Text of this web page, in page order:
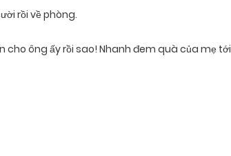
rồi về phòng.
cho ông ấy rồi sao! Nhanh đem quà của mẹ tới